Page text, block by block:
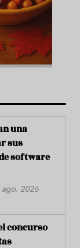
una
sus
software
ago. 2026
concurso